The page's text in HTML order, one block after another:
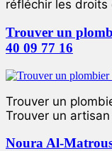
réfléchir les droits
Trouver un
40 09 77 16
Trouver un
Trouver un
Noura Al-